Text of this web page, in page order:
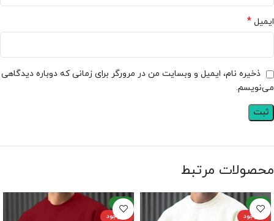
ایمیل *
ذخیره نام، ایمیل و وبسایت من در مرورگر برای زمانی که دوباره دیدگاهی
می‌نویسم.
محصولات مرتبط
-20%
ناموجود
-20%
ناموجود